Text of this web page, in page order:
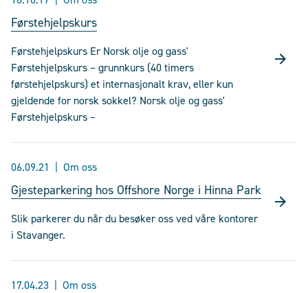
Førstehjelpskurs
Førstehjelpskurs Er Norsk olje og gass'
Førstehjelpskurs – grunnkurs (40 timers
førstehjelpskurs) et internasjonalt krav, eller kun
gjeldende for norsk sokkel? Norsk olje og gass'
Førstehjelpskurs –
06.09.21 Om oss
Gjesteparkering hos Offshore Norge i Hinna Park
Slik parkerer du når du besøker oss ved våre kontorer
i Stavanger.
17.04.23 Om oss